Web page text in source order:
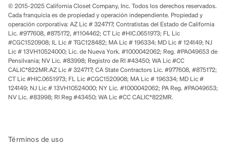
© 2015-2025 California Closet Company, Inc. Todos los derechos reservados.
Cada franquicia es de propiedad y operación independiente. Propiedad y
operación corporativa: AZ Lic # 324717; Contratistas del Estado de California
Lic. #977608, #875172, #1104462; CT Lic #HIC.0651973; FL Lic
#CGC1520908; IL Lic # TGC128482; MA Lic # 196334; MD Lic # 124149; NJ
Lic # 13VH10524000; Lic. de Nueva York. #1000042062; Reg. #PA049653 de
Pensilvania; NV Lic. #83998; Registro de RI #43450; WA Lic #CC
CALIC*822MR.AZ Lic # 324717; CA State Contractors Lic. #977608, #875172;
CT Lic #HIC.0651973; FL Lic #CGC1520908; MA Lic # 196334; MD Lic #
124149; NJ Lic # 13VH10524000; NY Lic. #1000042062; PA Reg. #PA049653;
NV Lic. #83998; RI Reg #43450; WA Lic #CC CALIC*822MR.
Términos de uso